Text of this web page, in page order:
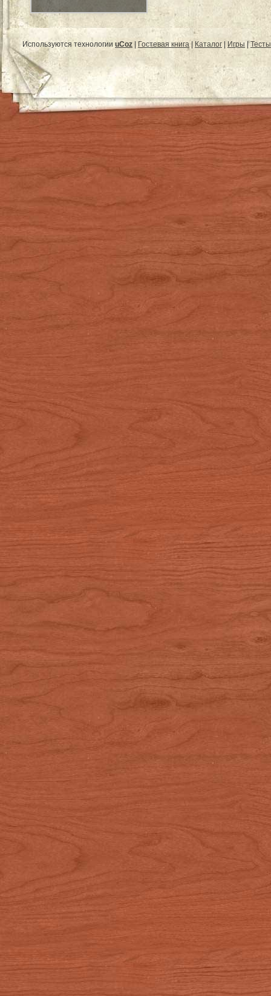
Используются технологии uCoz | Гостевая книга | Каталог | Игры |Тесты